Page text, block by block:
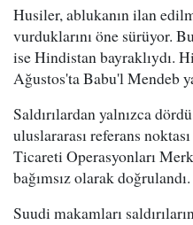
Husiler, ablukanın ilan
vurduklarını öne sürüyor.
ise Hindistan bayraklıydı.
Ağustos'ta Babu'l Mendeb
Saldırılardan yalnızca
uluslararası referans
Ticareti Operasyonları
bağımsız olarak doğrulandı.
Suudi makamları